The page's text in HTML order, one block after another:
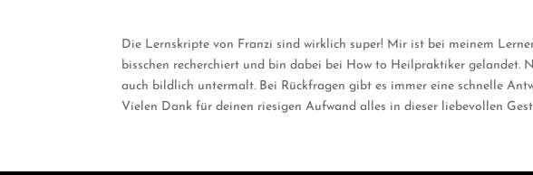
Die Lernskripte von Franzi sind wirklich super! Mir ist bei meinem
bisschen recherchiert und bin dabei bei How to Heilpraktiker gelandet.
auch bildlich untermalt. Bei Rückfragen gibt es immer eine schnelle
Vielen Dank für deinen riesigen Aufwand alles in dieser liebevollen